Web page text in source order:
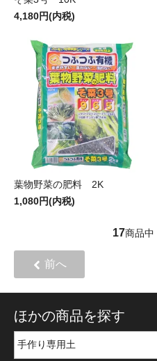
4,180円(内税)
葉物野菜の肥料 2K
1,080円(内税)
17商品中
前へ
ほかの商品を探す